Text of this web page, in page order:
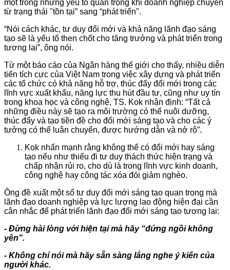
một trong những yếu tố quan trọng khi doanh nghiệp chuyển
từ trạng thái "tồn tại” sang “phát triển".
“Nói cách khác, tư duy đổi mới và khả năng lãnh đạo sáng
tạo sẽ là yếu tố then chốt cho tăng trưởng và phát triển trong
tương lai”, ông nói.
Từ một báo cáo của Ngân hàng thế giới cho thấy, nhiều diễn
tiến tích cực của Việt Nam trong việc xây dựng và phát triển
các tổ chức có khả năng hỗ trợ, thúc đẩy đổi mới trong các
lĩnh vực xuất khẩu, năng lực thu hút đầu tư, cũng như uy tín
trong khoa học và công nghệ, TS. Kok nhận định: “Tất cả
những điều này sẽ tạo ra môi trường có thể nuôi dưỡng,
thúc đẩy và tạo tiền đề cho đổi mới sáng tạo và cho các ý
tưởng có thể luân chuyển, được hướng dẫn và nở rộ”.
Kok nhấn mạnh rằng không thể có đổi mới hay sáng
tạo nếu như thiếu đi tư duy thách thức hiện trạng và
chấp nhận rủi ro, cho dù là trong lĩnh vực kinh doanh,
công nghệ hay công tác xóa đói giảm nghèo.
Ông đề xuất một số tư duy đổi mới sáng tạo quan trọng mà
lãnh đạo doanh nghiệp và lực lượng lao động hiện đại cần
cân nhắc để phát triển lãnh đạo đổi mới sáng tạo tương lai:
- Đừng hài lòng với hiện tại mà hãy “đứng ngồi không
yên”.
- Không chỉ nói mà hãy sẵn sàng lắng nghe ý kiến của
người khác.